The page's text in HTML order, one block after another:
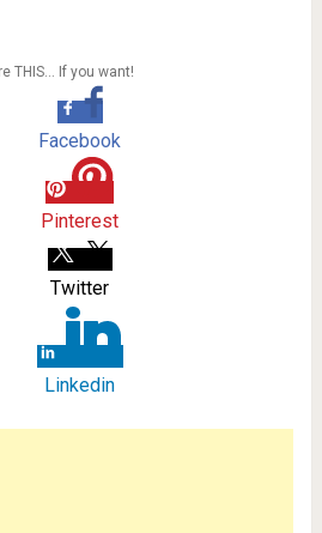
THIS… If you want!
Facebook
Pinterest
Twitter
Linkedin